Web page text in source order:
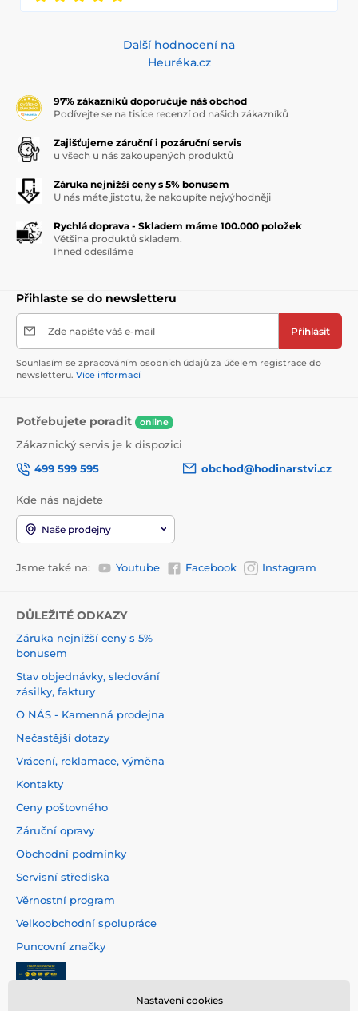
Další hodnocení na
Heuréka.cz
97% zákazníků doporučuje náš obchod
Podívejte se na tisíce recenzí od našich zákazníků
Zajišťujeme záruční i pozáruční servis
u všech u nás zakoupených produktů
Záruka nejnižší ceny s 5% bonusem
U nás máte jistotu, že nakoupíte nejvýhodněji
Rychlá doprava - Skladem máme 100.000 položek
Většina produktů skladem.
Ihned odesíláme
Přihlaste se do newsletteru
Zde napište váš e-mail Přihlásit
Souhlasím se zpracováním osobních údajů za účelem registrace do
newsletteru. Více informací
Potřebujete poradit online
Zákaznický servis je k dispozici
499 599 595
obchod@hodinarstvi.cz
Kde nás najdete
Naše prodejny
Jsme také na: Youtube Facebook Instagram
DŮLEŽITÉ ODKAZY
Záruka nejnižší ceny s 5%
bonusem
Stav objednávky, sledování
zásilky, faktury
O NÁS - Kamenná prodejna
Nečastější dotazy
Vrácení, reklamace, výměna
Kontakty
Ceny poštovného
Záruční opravy
Obchodní podmínky
Servisní střediska
Věrnostní program
Velkoobchodní spolupráce
Puncovní značky
Nastavení cookies